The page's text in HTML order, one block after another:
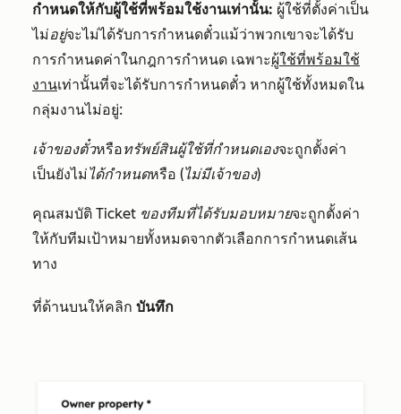
กำหนดให้กับผู้ใช้ที่พร้อมใช้งานเท่านั้น: ผู้ใช้ที่ตั้งค่าเป็น
ไม่อยู่จะไม่ได้รับการกำหนดตั๋วแม้ว่าพวกเขาจะได้รับ
การกำหนดค่าในกฎการกำหนด เฉพาะผู้ใช้ที่พร้อมใช้
งานเท่านั้นที่จะได้รับการกำหนดตั๋ว หากผู้ใช้ทั้งหมดใน
กลุ่มงานไม่อยู่:
เจ้าของตั๋วหรือทรัพย์สินผู้ใช้ที่กำหนดเองจะถูกตั้งค่า
เป็นยังไม่ได้กำหนดหรือ (ไม่มีเจ้าของ)
คุณสมบัติ Ticket ของทีมที่ได้รับมอบหมายจะถูกตั้งค่า
ให้กับทีมเป้าหมายทั้งหมดจากตัวเลือกการกำหนดเส้น
ทาง
ที่ด้านบนให้คลิก บันทึก